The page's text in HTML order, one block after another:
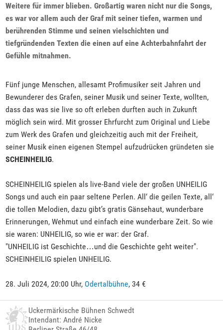
Weitere für immer blieben. Großartig waren nicht nur die Songs,
es war vor allem auch der Graf mit seiner tiefen, warmen und
berührenden Stimme und seinen vielschichten und
tiefgründenden Texten die einen auf eine Achterbahnfahrt der
Gefühle mitnahmen.
Fünf junge Menschen, allesamt Profimusiker seit Jahren und
Bewunderer des Grafen, seiner Musik und seiner Texte, wollten,
dass das was sie live so oft erleben durften auch in Zukunft
möglich sein wird. Mit grosser Ehrfurcht zum Original und Liebe
zum Werk des Grafen und gleichzeitig auch mit der Freiheit,
seiner Musik einen eigenen Stempel aufzudrücken gründeten sie
SCHEINHEILIG.
SCHEINHEILIG spielen als live-Band viele der großen UNHEILIG
Songs und auch ein paar seltene Perlen. All‘ die geilen Texte, all‘
die tollen Melodien, dazu gibt’s gratis Gänsehaut, wunderbare
Erinnerungen, Wehmut und einfach eine wunderbare Zeit. So wie
sie waren: UNHEILIG, so wie er war: der Graf.
"UNHEILIG ist Geschichte…und die Geschichte geht weiter".
SCHEINHEILIG spielen UNHEILIG.
28. Juli 2024, 20:00 Uhr, Odertalbühne, 34 €
Uckermärkische Bühnen Schwedt
Intendant: André Nicke